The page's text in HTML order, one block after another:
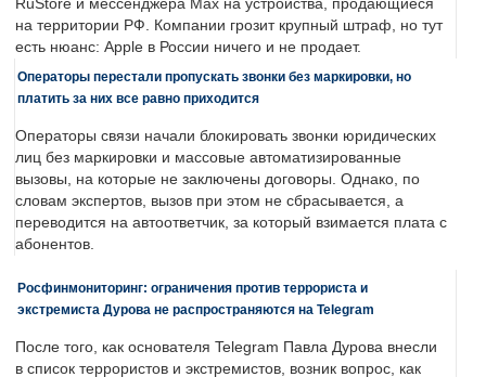
RuStore и мессенджера Max на устройства, продающиеся
на территории РФ. Компании грозит крупный штраф, но тут
есть нюанс: Apple в России ничего и не продает.
Операторы перестали пропускать звонки без маркировки, но
платить за них все равно приходится
Операторы связи начали блокировать звонки юридических
лиц без маркировки и массовые автоматизированные
вызовы, на которые не заключены договоры. Однако, по
словам экспертов, вызов при этом не сбрасывается, а
переводится на автоответчик, за который взимается плата с
абонентов.
Росфинмониторинг: ограничения против террориста и
экстремиста Дурова не распространяются на Telegram
После того, как основателя Telegram Павла Дурова внесли
в список террористов и экстремистов, возник вопрос, как